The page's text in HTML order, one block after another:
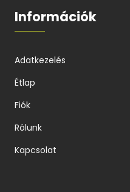
Információk
Adatkezelés
Étlap
Fiók
Rólunk
Kapcsolat